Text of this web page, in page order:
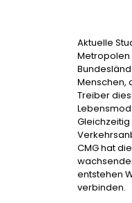
Aktuelle
Metropolen
Menschen,
Treiber
CMG hat
entstehen
verbinden.